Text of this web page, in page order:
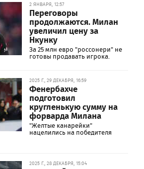
2 ЯНВАРЯ, 12:57
Переговоры
продолжаются. Милан
увеличил цену за
Нкунку
За 25 млн евро "россонери" не
готовы продавать игрока.
2025 Г., 29 ДЕКАБРЯ, 16:59
Фенербахче
подготовил
кругленькую сумму на
форварда Милана
"Желтые канарейки"
нацелились на победителя
2025 Г., 28 ДЕКАБРЯ, 15:04